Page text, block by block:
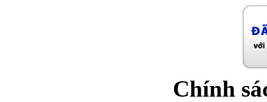
Chính